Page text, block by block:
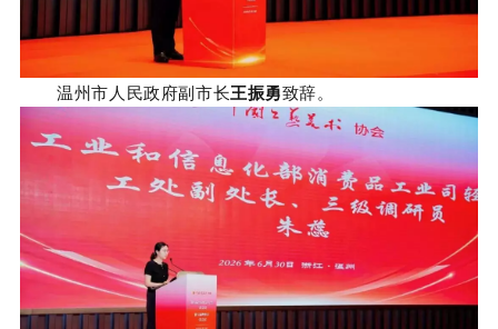
温州市人民政府副市长王振勇致辞。